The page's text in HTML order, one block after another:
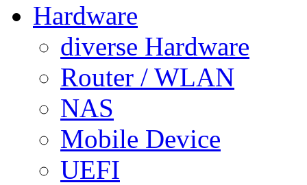
Hardware
diverse Hardware
Router / WLAN
NAS
Mobile Device
UEFI